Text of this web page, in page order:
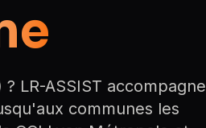
LR-ASSIST accompagne
communes les